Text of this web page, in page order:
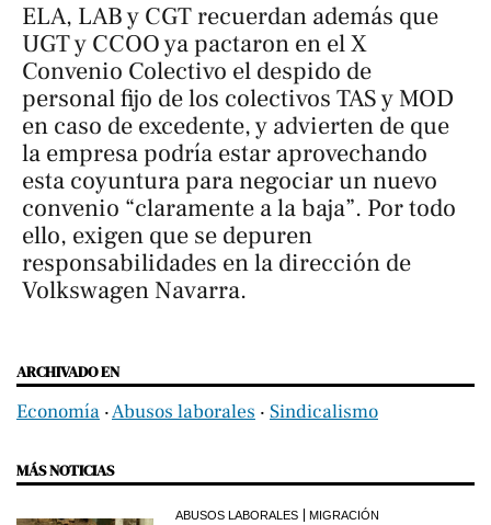
ELA, LAB y CGT recuerdan además que
UGT y CCOO ya pactaron en el X
Convenio Colectivo el despido de
personal fijo de los colectivos TAS y MOD
en caso de excedente, y advierten de que
la empresa podría estar aprovechando
esta coyuntura para negociar un nuevo
convenio “claramente a la baja”. Por todo
ello, exigen que se depuren
responsabilidades en la dirección de
Volkswagen Navarra.
ARCHIVADO EN
Economía ‧Abusos laborales ‧ Sindicalismo
MÁS NOTICIAS
ABUSOS LABORALES MIGRACIÓN